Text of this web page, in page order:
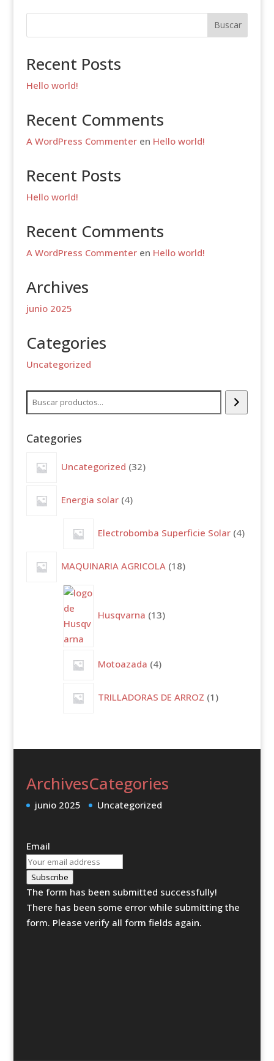
Buscar
Recent Posts
Hello world!
Recent Comments
A WordPress Commenteren Hello world!
Recent Posts
Hello world!
Recent Comments
A WordPress Commenteren Hello world!
Archives
junio 2025
Categories
Uncategorized
Buscar
Categories
Uncategorized 32
productos
Energia solar 4
productos
Electrobomba Superficie Solar 4
MAQUINARIA AGRICOLA 18
productos
Husqvarna 13
Motoazada 4
productos
TRILLADORAS DE ARROZ 1
producto
Archives
junio 2025
Categories
Uncategorized
Email
Subscribe
The form has been submitted successfully!
There has been some error while submitting the
form. Please verify all form fields again.